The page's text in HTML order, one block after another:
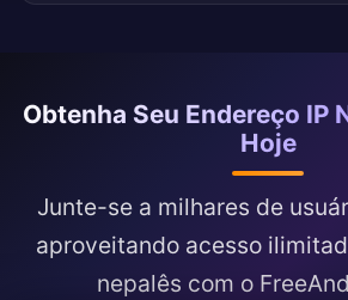
Obtenha Seu Endereço IP
Hoje
Junte-se a milhares de
aproveitando acesso
nepalês com o